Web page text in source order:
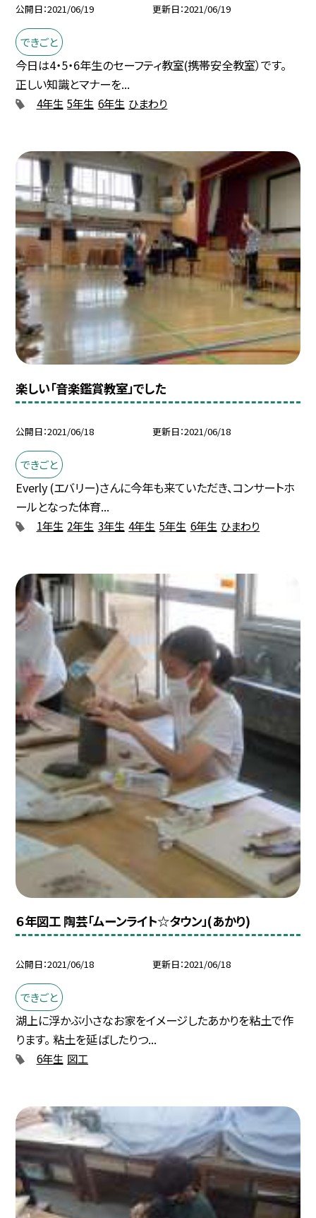
公開日 2021/06/19 更新日 2021/06/19
できごと
今日は4・5・6年生のセーフティ教室(携帯安全教室）です。
正しい知識とマナーを...
4年生 5年生 6年生 ひまわり
楽しい「音楽鑑賞教室」でした
公開日 2021/06/18 更新日 2021/06/18
できごと
Everly (エバリー)さんに今年も来ていただき、コンサートホ
ールとなった体育...
1年生 2年生 3年生 4年生 5年生 6年生 ひまわり
６年図工 陶芸「ムーンライト☆タウン」(あかり)
公開日 2021/06/18 更新日 2021/06/18
できごと
湖上に浮かぶ小さなお家をイメージしたあかりを粘土で作
ります。 粘土を延ばしたりつ...
6年生 図工